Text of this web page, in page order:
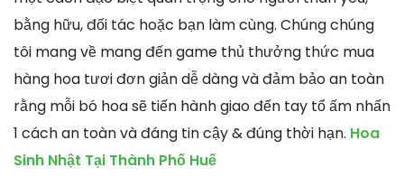
bằng hữu, đối tác hoặc bạn làm cùng. Chúng chúng
tôi mang về mang đến game thủ thưởng thức mua
hàng hoa tươi đơn giản dễ dàng và đảm bảo an toàn
rằng mỗi bó hoa sẽ tiến hành giao đến tay tổ ấm nhấn
1 cách an toàn và đáng tin cậy & đúng thời hạn. Hoa
Sinh Nhật Tại Thành Phố Huế